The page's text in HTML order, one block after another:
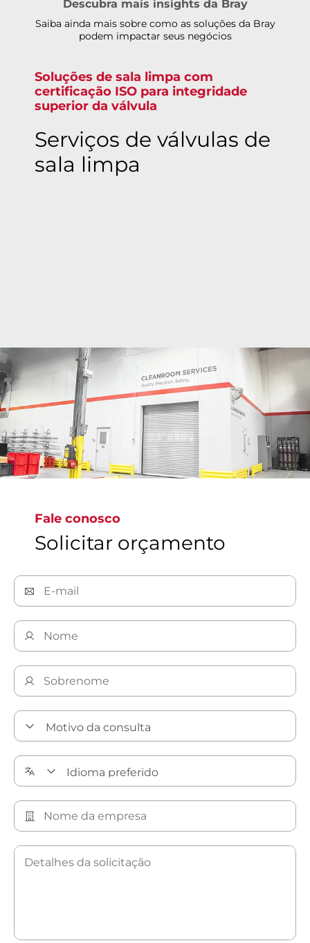
Descubra mais insights da Bray
Saiba ainda mais sobre como as soluções da Bray
podem impactar seus negócios
Soluções de sala limpa com
certificação ISO para integridade
superior da válvula
Serviços de válvulas de
sala limpa
As modernas instalações de sala limpa da Bray
possuem certificação de limpeza de precisão ISO
classe 6 a ISO classe 9 em todo o mundo, onde as
válvulas são limpas, inspecionadas, ensacadas e
etiquetadas para atender aos mais rigorosos
padrões globais, assegurando válvulas sem
contaminação.
Fale conosco
Solicitar orçamento